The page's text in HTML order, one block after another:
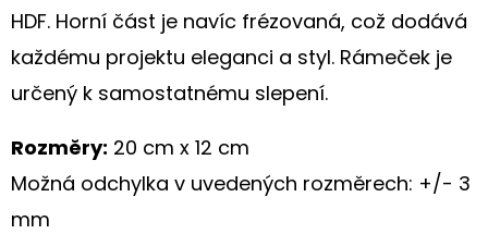
HDF. Horní část je navíc frézovaná, což dodává
každému projektu eleganci a styl. Rámeček je
určený k samostatnému slepení.
Rozměry: 20 cm x 12 cm
Možná odchylka v uvedených rozměrech: +/- 3
mm
ORIGINÁLNÍ
NÁKUPNÍ
TAŠKA
S
HORTENZIÍ
KRAJKOU
250